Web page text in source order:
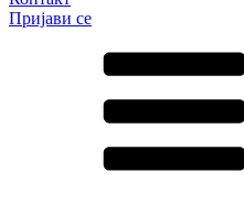
Пријави се